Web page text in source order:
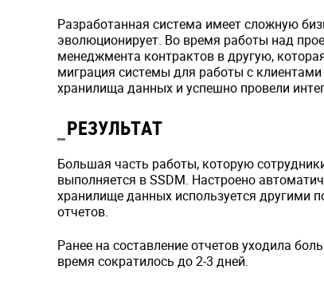
Разработанная система имеет сложную
эволюционирует. Во время работы над
менеджмента контрактов в другую,
миграция системы для работы с
хранилища данных и успешно провели
РЕЗУЛЬТАТ
Большая часть работы, которую
выполняется в SSDM. Настроено
хранилище данных используется другими
отчетов.
Ранее на составление отчетов уходила
время сократилось до 2-3 дней.